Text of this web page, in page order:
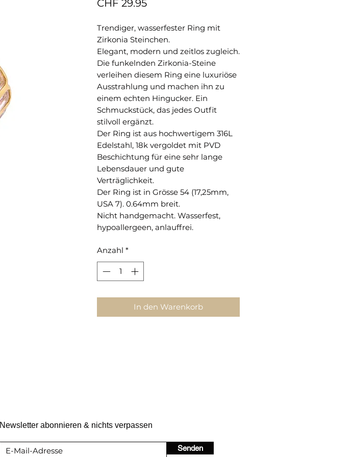
CHF 29.95
Trendiger, wasserfester Ring mit
Zirkonia Steinchen.
Elegant, modern und zeitlos zugleich.
Die funkelnden Zirkonia-Steine
verleihen diesem Ring eine luxuriöse
Ausstrahlung und machen ihn zu
einem echten Hingucker. Ein
Schmuckstück, das jedes Outfit
stilvoll ergänzt.
Der Ring ist aus hochwertigem 316L
Edelstahl, 18k vergoldet mit PVD
Beschichtung für eine sehr lange
Lebensdauer und gute
Verträglichkeit.
Der Ring ist in Grösse 54 (17,25mm,
USA 7). 0.64mm breit.
Nicht handgemacht. Wasserfest,
hypoallergeen, anlauffrei.
Anzahl *
In den Warenkorb
Newsletter abonnieren & nichts verpassen
Senden